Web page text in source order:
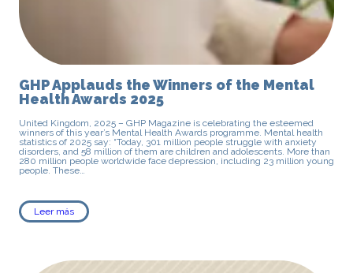
GHP Applauds the Winners of the Mental
Health Awards 2025
United Kingdom, 2025 – GHP Magazine is celebrating the esteemed
winners of this year’s Mental Health Awards programme. Mental health
statistics of 2025 say: “Today, 301 million people struggle with anxiety
disorders, and 58 million of them are children and adolescents. More than
280 million people worldwide face depression, including 23 million young
people. These…
Leer más